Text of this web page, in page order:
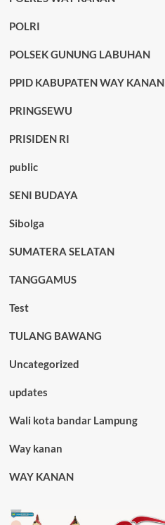
POLRI
POLSEK GUNUNG LABUHAN
PPID KABUPATEN WAY KANAN
PRINGSEWU
PRISIDEN RI
public
SENI BUDAYA
Sibolga
SUMATERA SELATAN
TANGGAMUS
Test
TULANG BAWANG
Uncategorized
updates
Wali kota bandar Lampung
Way kanan
WAY KANAN